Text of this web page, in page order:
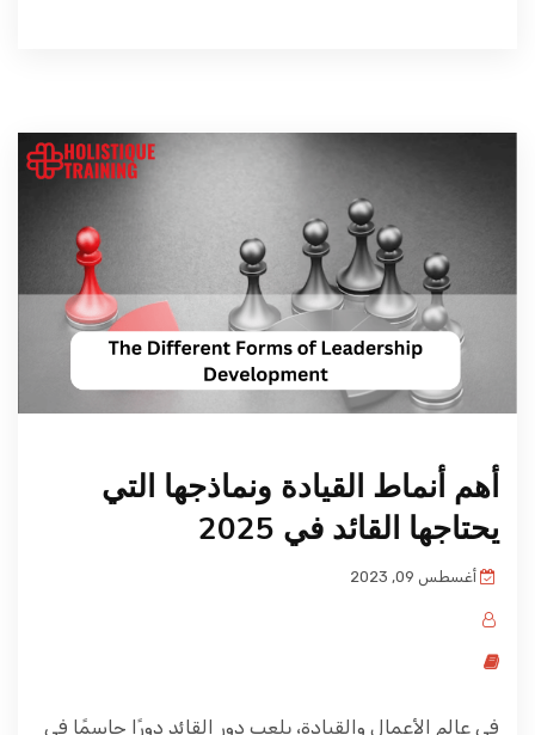
أهم أنماط القيادة ونماذجها التي
يحتاجها القائد في 2025
أغسطس 09, 2023
في عالم الأعمال والقيادة، يلعب دور القائد دورًا حاسمًا في